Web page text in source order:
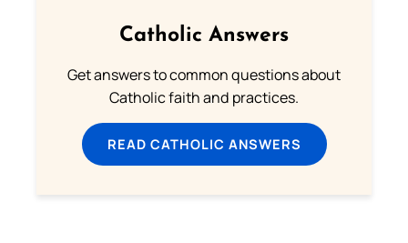
Catholic Answers
Get answers to common questions about
Catholic faith and practices.
READ CATHOLIC ANSWERS